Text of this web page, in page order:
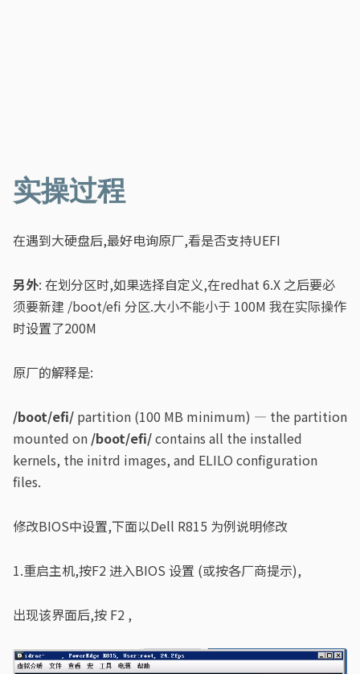
实操过程
在遇到大硬盘后,最好电询原厂,看是否支持UEFI
另外: 在划分区时,如果选择自定义,在redhat 6.X 之后要必
须要新建 /boot/efi 分区.大小不能小于 100M 我在实际操作
时设置了200M
原厂的解释是:
/boot/efi/ partition (100 MB minimum) — the partition
mounted on /boot/efi/contains all the installed
kernels, the initrd images, and ELILO configuration
files.
修改BIOS中设置,下面以Dell R815 为例说明修改
1.重启主机,按F2 进入BIOS 设置 (或按各厂商提示),
出现该界面后,按 F2 ,